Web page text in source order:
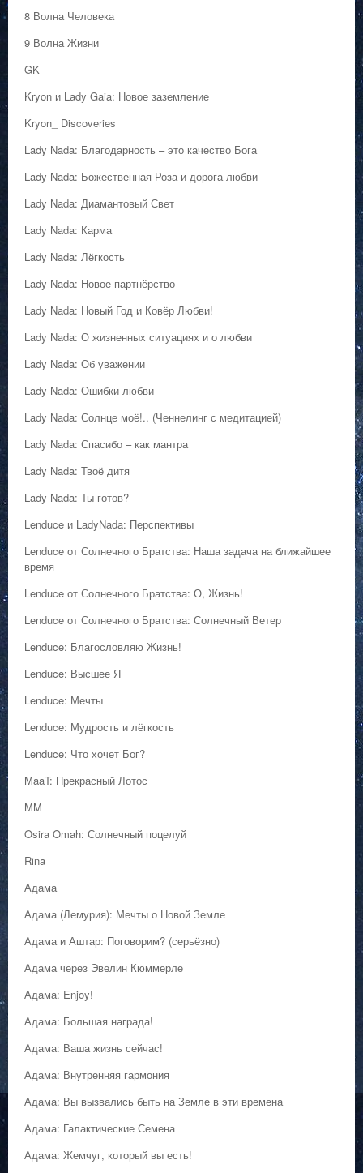
8 Волна Человека
9 Волна Жизни
GK
Kryon и Lady Gaia: Новое заземление
Kryon_ Discoveries
Lady Nada: Благодарность – это качество Бога
Lady Nada: Божественная Роза и дорога любви
Lady Nada: Диамантовый Свет
Lady Nada: Карма
Lady Nada: Лёгкость
Lady Nada: Новое партнёрство
Lady Nada: Новый Год и Ковёр Любви!
Lady Nada: О жизненных ситуациях и о любви
Lady Nada: Об уважении
Lady Nada: Ошибки любви
Lady Nada: Солнце моё!.. (Ченнелинг с медитацией)
Lady Nada: Спасибо – как мантра
Lady Nada: Твоё дитя
Lady Nada: Ты готов?
Lenduce и LadyNada: Перспективы
Lenduce от Солнечного Братства: Наша задача на ближайшее
время
Lenduce от Солнечного Братства: О, Жизнь!
Lenduce от Солнечного Братства: Солнечный Ветер
Lenduce: Благословляю Жизнь!
Lenduce: Высшее Я
Lenduce: Мечты
Lenduce: Мудрость и лёгкость
Lenduce: Что хочет Бог?
MaaT: Прекрасный Лотос
MM
Osira Omah: Солнечный поцелуй
Rina
Адама
Адама (Лемурия): Мечты о Новой Земле
Адама и Аштар: Поговорим? (серьёзно)
Адама через Эвелин Кюммерле
Адама: Enjoy!
Адама: Большая награда!
Адама: Ваша жизнь сейчас!
Адама: Внутренняя гармония
Адама: Вы вызвались быть на Земле в эти времена
Адама: Галактические Семена
Адама: Жемчуг, который вы есть!